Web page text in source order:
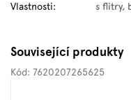
Vlastnosti: s flitry,
Související produkty
Kód: 7620207265625